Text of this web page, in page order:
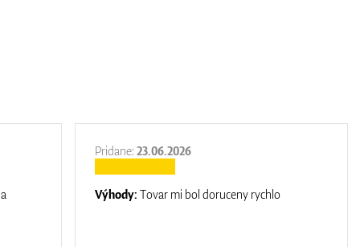
Pridane:23.06.2026
Výhody:Tovar mi bol doruceny rychlo